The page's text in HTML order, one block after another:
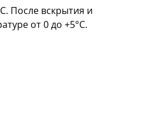
После вскрытия и
от 0 до +5°C.